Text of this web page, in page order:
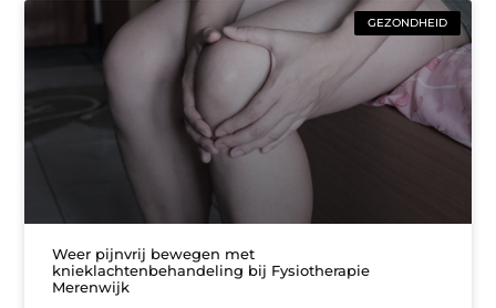
GEZONDHEID
Weer pijnvrij bewegen met
knieklachtenbehandeling bij Fysiotherapie
Merenwijk